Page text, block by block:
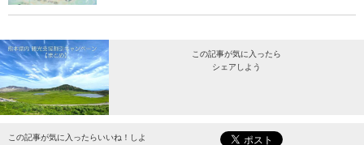
この記事が気に入ったら
シェアしよう
最新情報をお届けします。
この記事が気に入ったらいいね！しよ